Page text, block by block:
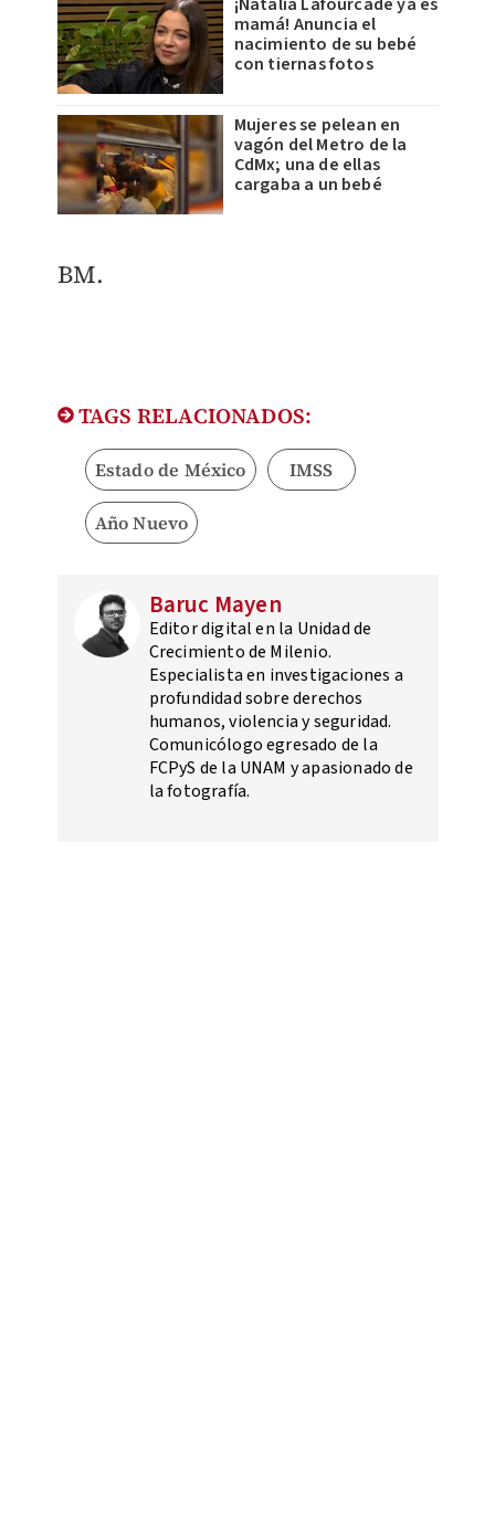
mamá! Anuncia el
nacimiento de su bebé
con tiernas fotos
Mujeres se pelean en
vagón del Metro de la
CdMx; una de ellas
cargaba a un bebé
BM.
TAGS RELACIONADOS:
Estado de México IMSS
Año Nuevo
Baruc Mayen
Editor digital en la Unidad de
Crecimiento de Milenio.
Especialista en investigaciones a
profundidad sobre derechos
humanos, violencia y seguridad.
Comunicólogo egresado de la
FCPyS de la UNAM y apasionado de
la fotografía.